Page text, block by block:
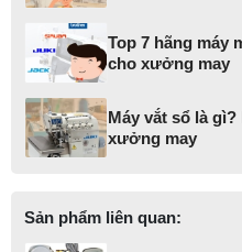
Top 7 hãng máy
cho xưởng may
Máy vắt sổ là
xưởng may
Sản phẩm liên quan: